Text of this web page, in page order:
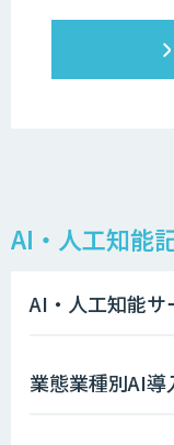
AI・人工知能
AI・人工知能サ
業態業種別AI導